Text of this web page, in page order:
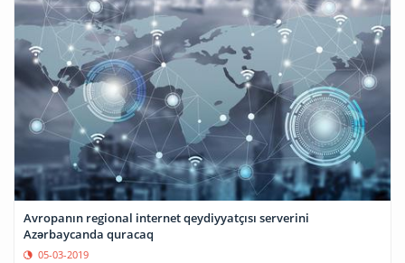
Avropanın regional internet qeydiyyatçısı serverini
Azərbaycanda quracaq
05-03-2019